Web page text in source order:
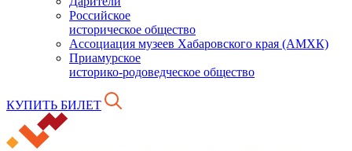
Российское
историческое общество
Ассоциация музеев Хабаровского края (АМХК)
Приамурское
историко-родоведческое общество
КУПИТЬ БИЛЕТ